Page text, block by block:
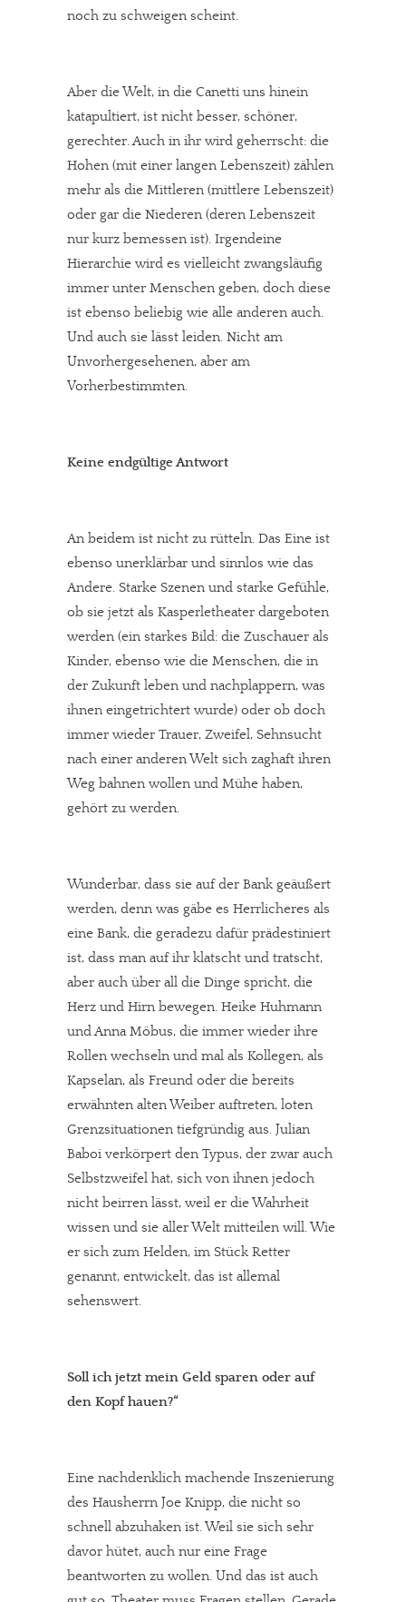
In eigener Sache
Werbung. Beide Einnahmequellen sind in den letzten Monaten
stark zurückgegangen.
Paypal - danke@meinesuedstadt.de
JETZT SPENDEN Schon erledigt!
noch zu schweigen scheint.
Aber die Welt, in die Canetti uns hinein
katapultiert, ist nicht besser, schöner,
gerechter. Auch in ihr wird geherrscht: die
Hohen (mit einer langen Lebenszeit) zählen
mehr als die Mittleren (mittlere Lebenszeit)
oder gar die Niederen (deren Lebenszeit
nur kurz bemessen ist). Irgendeine
Hierarchie wird es vielleicht zwangsläufig
immer unter Menschen geben, doch diese
ist ebenso beliebig wie alle anderen auch.
Und auch sie lässt leiden. Nicht am
Unvorhergesehenen, aber am
Vorherbestimmten.
Keine endgültige Antwort
An beidem ist nicht zu rütteln. Das Eine ist
ebenso unerklärbar und sinnlos wie das
Andere. Starke Szenen und starke Gefühle,
ob sie jetzt als Kasperletheater dargeboten
werden (ein starkes Bild: die Zuschauer als
Kinder, ebenso wie die Menschen, die in
der Zukunft leben und nachplappern, was
ihnen eingetrichtert wurde) oder ob doch
immer wieder Trauer, Zweifel, Sehnsucht
nach einer anderen Welt sich zaghaft ihren
Weg bahnen wollen und Mühe haben,
gehört zu werden.
Wunderbar, dass sie auf der Bank geäußert
werden, denn was gäbe es Herrlicheres als
eine Bank, die geradezu dafür prädestiniert
ist, dass man auf ihr klatscht und tratscht,
aber auch über all die Dinge spricht, die
Herz und Hirn bewegen. Heike Huhmann
und Anna Möbus, die immer wieder ihre
Rollen wechseln und mal als Kollegen, als
Kapselan, als Freund oder die bereits
erwähnten alten Weiber auftreten, loten
Grenzsituationen tiefgründig aus. Julian
Baboi verkörpert den Typus, der zwar auch
Selbstzweifel hat, sich von ihnen jedoch
nicht beirren lässt, weil er die Wahrheit
wissen und sie aller Welt mitteilen will. Wie
er sich zum Helden, im Stück Retter
genannt, entwickelt, das ist allemal
sehenswert.
Soll ich jetzt mein Geld sparen oder auf
den Kopf hauen?“
Eine nachdenklich machende Inszenierung
des Hausherrn Joe Knipp, die nicht so
schnell abzuhaken ist. Weil sie sich sehr
davor hütet, auch nur eine Frage
beantworten zu wollen. Und das ist auch